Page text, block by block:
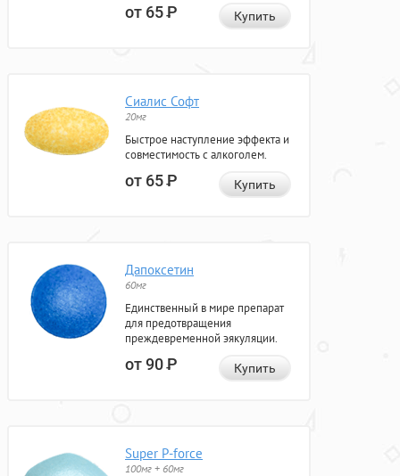
от 65Р Купить
Сиалис Софт
20мг
Быстрое наступление эффекта и
совместимость с алкоголем.
от 65Р Купить
Дапоксетин
60мг
Единственный в мире препарат
для предотвращения
преждевременной эякуляции.
от 90Р Купить
Super P-force
100мг + 60мг